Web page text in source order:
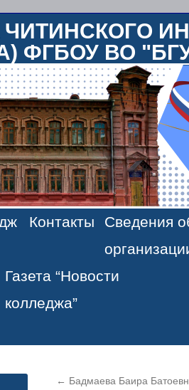
ФГБОУ ВО
Контакты
Сведения
Газета “Новости
колледжа”
← Бадмаева Баира